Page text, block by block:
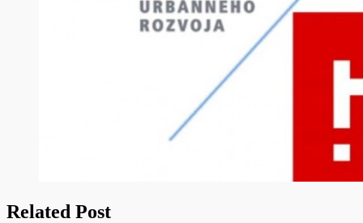
Related Post